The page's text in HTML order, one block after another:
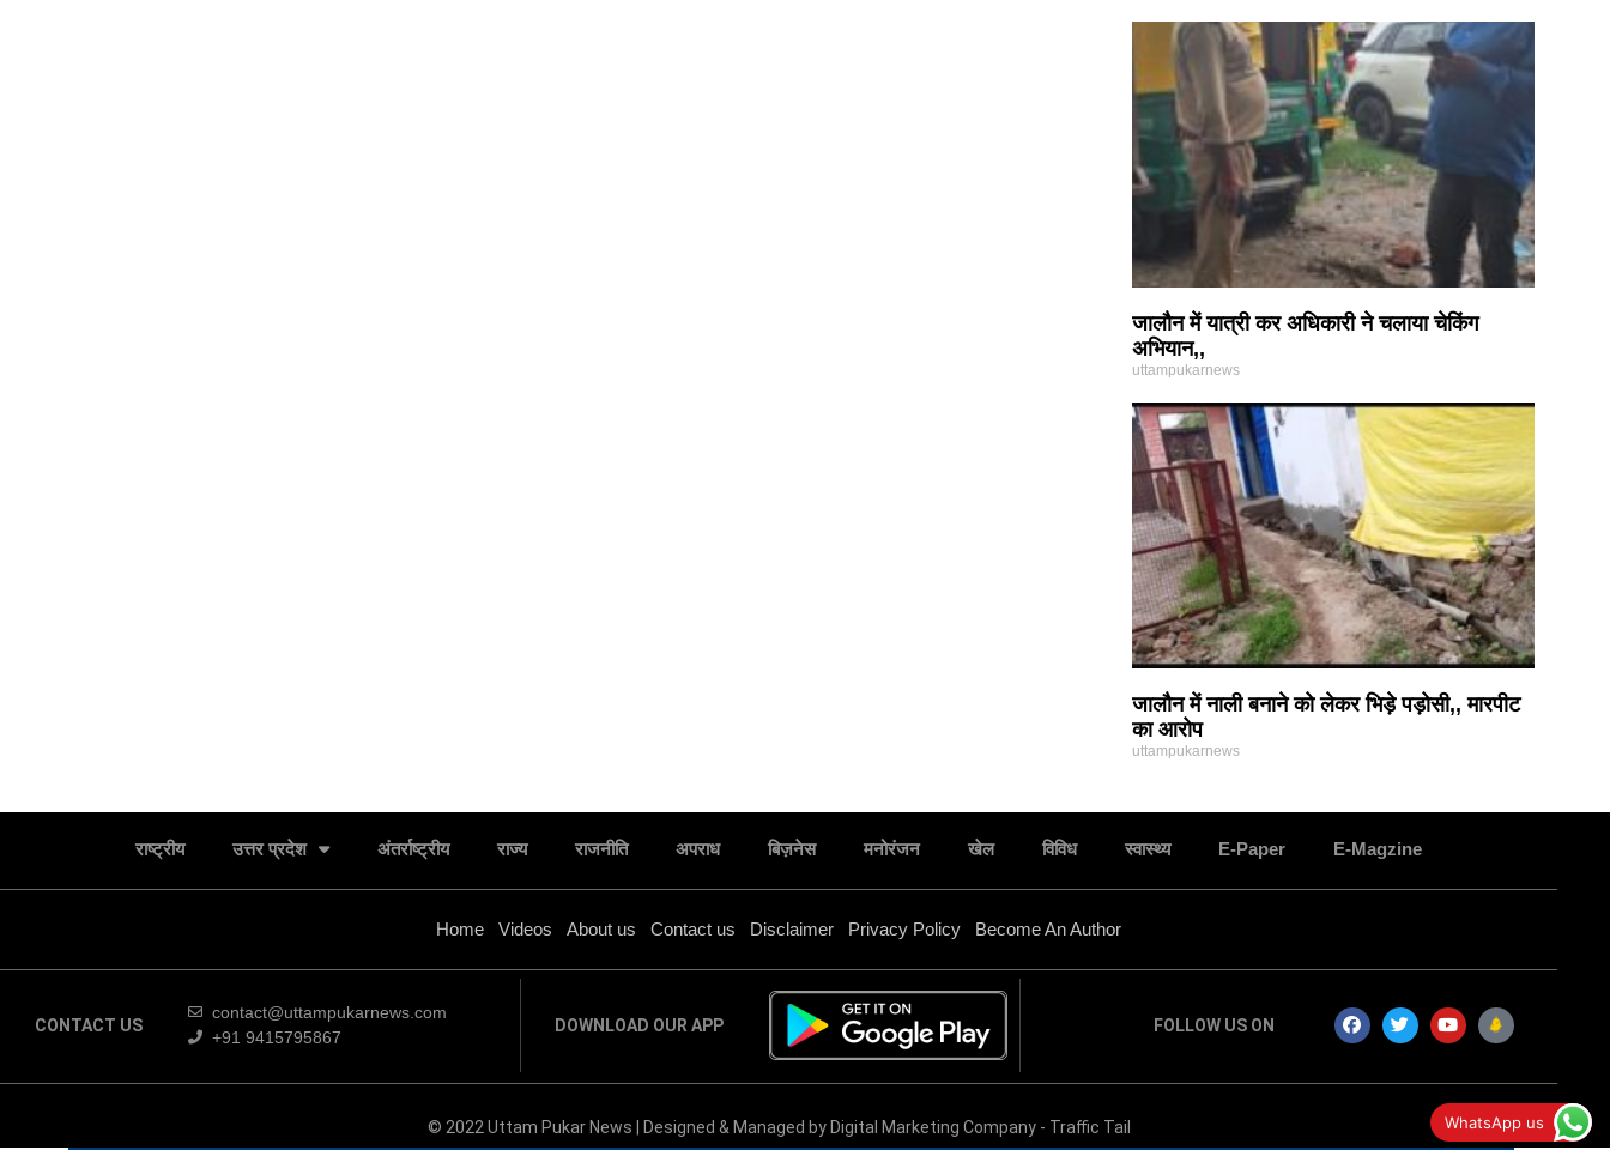
जालौन में यात्री कर अधिकारी ने चलाया चेकिंग
अभियान,,
uttampukarnews
जालौन में नाली बनाने को लेकर भिड़े पड़ोसी,, मारपीट
का आरोप
uttampukarnews
राष्ट्रीय उत्तर प्रदेश अंतर्राष्ट्रीय राज्य राजनीति अपराध बिज़नेस मनोरंजन खेल विविध स्वास्थ्य E-Paper E-Magzine
Home Videos About us Contact us Disclaimer Privacy Policy Become An Author
CONTACT US
contact@uttampukarnews.com
+91 9415795867
DOWNLOAD OUR APP FOLLOW US ON
© 2022 Uttam Pukar News | Designed & Managed by Digital Marketing Company - Traffic Tail WhatsApp us
चिकित्सक उपचार दौरान किसी भी मरीज के साथ न करें
जालौन के इस मंदिर में भक्तों ने किया रुद्राभिषेक,,
प्रतिदिन भाग ले रहे भक्त
जालौन के इस कॉलेज में साइबर क्राइम के प्रति छात्रों को